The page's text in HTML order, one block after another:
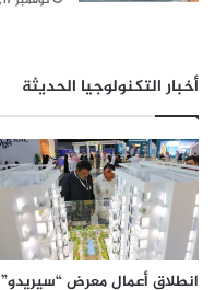
ث
ر
ن
ف
ي
ا
ل
ح
أخبار التكنولوجيا الحديثة
انطلاق أعمال معرض “سيريدو”